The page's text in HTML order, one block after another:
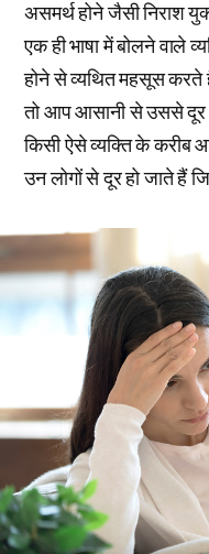
असमर्थ होने जैसी निराश
एक ही भाषा में बोलने वाले
होने से व्यथित महसूस
तो आप आसानी से उससे दूर
किसी ऐसे व्यक्ति के
उन लोगों से दूर हो जाते हैं